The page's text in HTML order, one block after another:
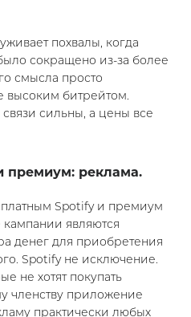
похвалы, когда
сокращено из-за более
смысла просто
высоким битрейтом.
сильны, а цены все
премиум: реклама.
Spotify и премиум
являются
денег для приобретения
Spotify не исключение.
не хотят покупать
членству приложение
практически любых